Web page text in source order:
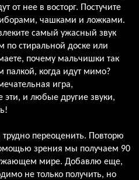
от нее в восторг. Постучите
чашками и ложками.
самый ужасный звук
по стиральной доске или
почему мальчишки так
палкой, когда идут мимо?
игра,
и любые другие звуки,
переоценить. Повторю
зрения мы получаем 90
мире. Добавлю еще,
не только получить, но